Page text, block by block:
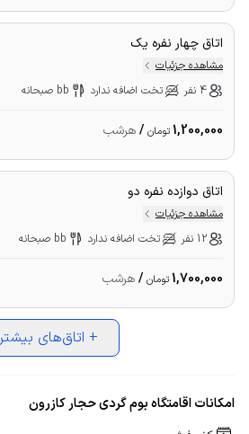
اتاق چهار نفره یک
مشاهده جزئیات
4 نفر
تخت اضافه ندارد bb صبحانه
1,200,000تومان /هرشب
اتاق دوازده نفره دو
مشاهده جزئیات
12 نفر
تخت اضافه ندارد bb صبحانه
1,700,000تومان /هرشب
+ اتاق‌های بیشتر
امکانات اقامتگاه بوم گردی حجار کازرون